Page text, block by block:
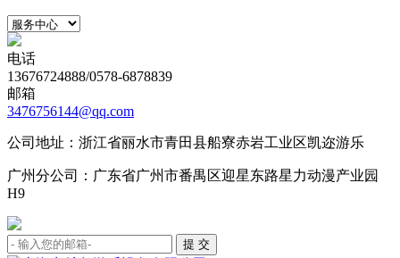
电话
13676724888/0578-6878839
邮箱
3476756144@qq.com
公司地址：浙江省丽水市青田县船寮赤岩工业区凯迩游乐
广州分公司：广东省广州市番禺区迎星东路星力动漫产业园
H9